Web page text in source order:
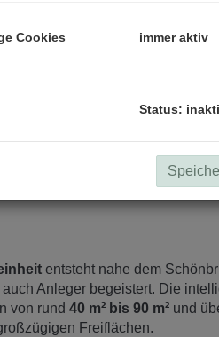
entsteht nahe dem
Anleger begeistert. Die
von rund 40 m² bis 90 m² und
Freiflächen.
Cookies immer aktiv
Status: